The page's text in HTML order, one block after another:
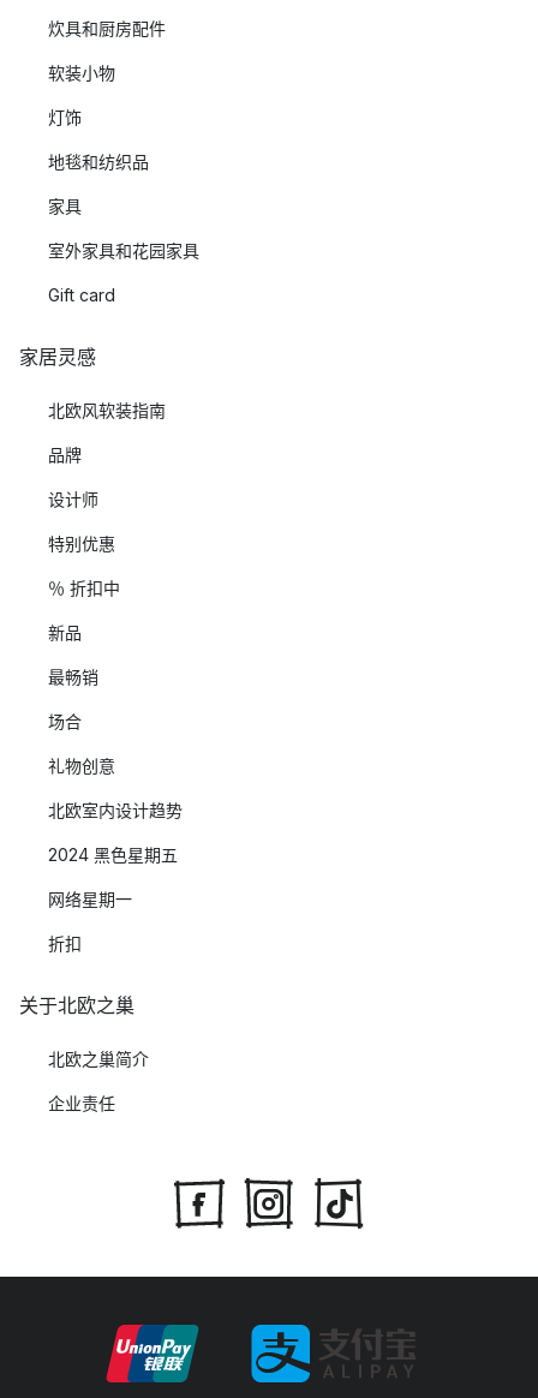
炊具和厨房配件
软装小物
灯饰
地毯和纺织品
家具
室外家具和花园家具
Gift card
家居灵感
北欧风软装指南
品牌
设计师
特别优惠
％ 折扣中
新品
最畅销
场合
礼物创意
北欧室内设计趋势
2024 黑色星期五
网络星期一
折扣
关于北欧之巢
北欧之巢简介
企业责任